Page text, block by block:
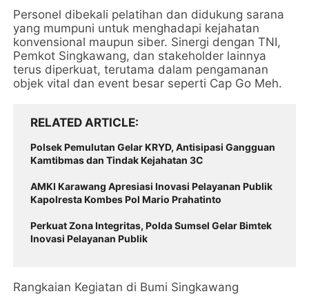
Personel dibekali pelatihan dan didukung sarana
yang mumpuni untuk menghadapi kejahatan
konvensional maupun siber. Sinergi dengan TNI,
Pemkot Singkawang, dan stakeholder lainnya
terus diperkuat, terutama dalam pengamanan
objek vital dan event besar seperti Cap Go Meh.
RELATED ARTICLE
Polsek Pemulutan Gelar KRYD, Antisipasi Gangguan
Kamtibmas dan Tindak Kejahatan 3C
AMKI Karawang Apresiasi Inovasi Pelayanan Publik
Kapolresta Kombes Pol Mario Prahatinto
Perkuat Zona Integritas, Polda Sumsel Gelar Bimtek
Inovasi Pelayanan Publik
Rangkaian Kegiatan di Bumi Singkawang